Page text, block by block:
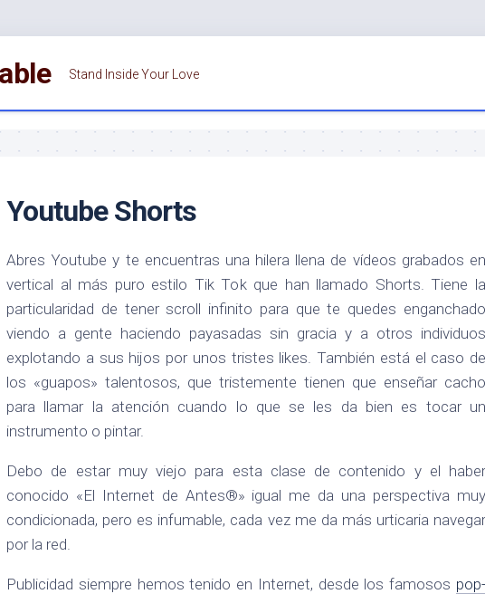
Stand Inside Your Love
Youtube Shorts
Abres Youtube y te encuentras una hilera llena de vídeos grabados en
vertical al más puro estilo Tik Tok que han llamado Shorts. Tiene la
particularidad de tener scroll infinito para que te quedes enganchado
viendo a gente haciendo payasadas sin gracia y a otros individuos
explotando a sus hijos por unos tristes likes. También está el caso de
los «guapos» talentosos, que tristemente tienen que enseñar cacho
para llamar la atención cuando lo que se les da bien es tocar un
instrumento o pintar.
Debo de estar muy viejo para esta clase de contenido y el haber
conocido «El Internet de Antes®» igual me da una perspectiva muy
condicionada, pero es infumable, cada vez me da más urticaria navegar
por la red.
Publicidad siempre hemos tenido en Internet, desde los famosos pop-